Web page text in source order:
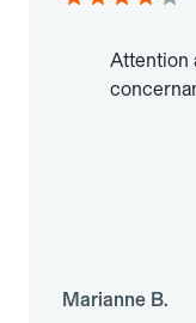
Attention
Marianne B.